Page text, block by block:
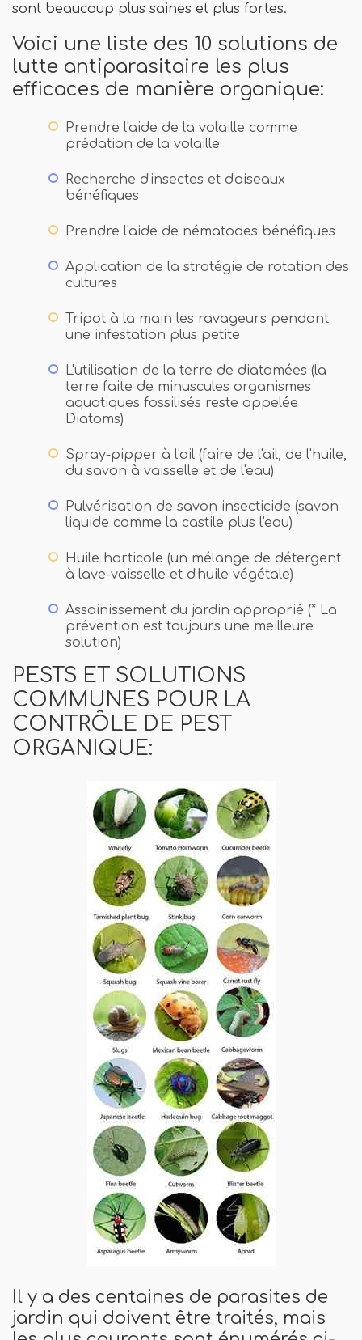
sont beaucoup plus saines et plus fortes.
Voici une liste des 10 solutions de
lutte antiparasitaire les plus
efficaces de manière organique:
Prendre l'aide de la volaille comme
prédation de la volaille
Recherche d'insectes et d'oiseaux
bénéfiques
Prendre l'aide de nématodes bénéfiques
Application de la stratégie de rotation des
cultures
Tripot à la main les ravageurs pendant
une infestation plus petite
L'utilisation de la terre de diatomées (la
terre faite de minuscules organismes
aquatiques fossilisés reste appelée
Diatoms)
Spray-pipper à l'ail (faire de l'ail, de l'huile,
du savon à vaisselle et de l'eau)
Pulvérisation de savon insecticide (savon
liquide comme la castile plus l'eau)
Huile horticole (un mélange de détergent
à lave-vaisselle et d'huile végétale)
Assainissement du jardin approprié (* La
prévention est toujours une meilleure
solution)
PESTS ET SOLUTIONS
COMMUNES POUR LA
CONTRÔLE DE PEST
ORGANIQUE:
Il y a des centaines de parasites de
jardin qui doivent être traités, mais